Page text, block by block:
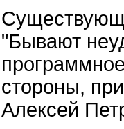
"Бывают
стороны,
Алексей